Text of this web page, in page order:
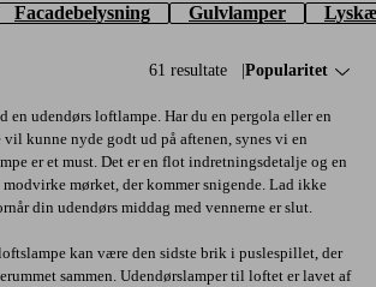
Facadebelysning Gulvlamper
61 resultate Sorter efter:
Popularitet
en udendørs loftlampe. Har du en pergola eller en
vil kunne nyde godt ud på aftenen, synes vi en
er et must. Det er en flot indretningsdetalje og en
mørket, der kommer snigende. Lad ikke
din udendørs middag med vennerne er slut.
kan være den sidste brik i puslespillet, der
sammen. Udendørslamper til loftet er lavet af